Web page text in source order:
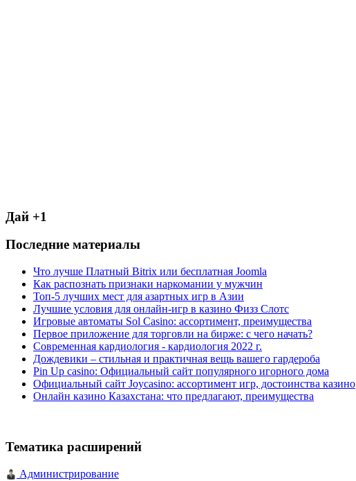
Дай +1
Последние материалы
Что лучше Платный Bitrix или бесплатная Joomla
Как распознать признаки наркомании у мужчин
Топ-5 лучших мест для азартных игр в Азии
Лучшие условия для онлайн-игр в казино Физз Слотс
Игровые автоматы Sol Casino: ассортимент, преимущества
Первое приложение для торговли на бирже: с чего начать?
Современная кардиология - кардиология 2022 г.
Дождевики – стильная и практичная вещь вашего гардероба
Pin Up casino: Официальный сайт популярного игорного дома
Официальный сайт Joycasino: ассортимент игр, достоинства казино
Онлайн казино Казахстана: что предлагают, преимущества
Тематика расширений
Администрирование